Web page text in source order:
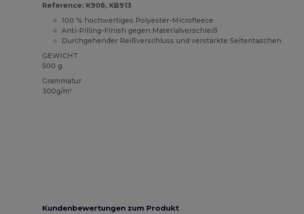
Reference: K906, KB913
100 % hochwertiges Polyester-Microfleece
Anti-Pilling-Finish gegen Materialverschleiß
Durchgehender Reißverschluss und verstärkte Seitentaschen
GEWICHT
500 g.
Grammatur
300g/m²
Kundenbewertungen zum Produkt